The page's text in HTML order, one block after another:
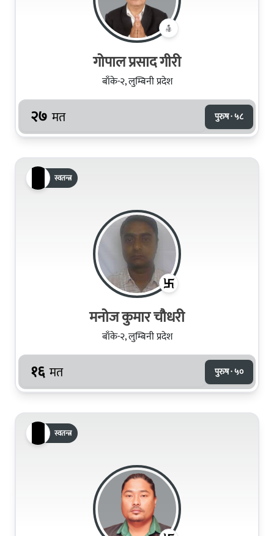
गोपाल प्रसाद गीरी
बाँके-२, लुम्बिनी प्रदेश
२७ मत पुरुष · ५८
स्वतन्त्र
मनोज कुमार चौधरी
बाँके-२, लुम्बिनी प्रदेश
१६ मत पुरुष · ५०
स्वतन्त्र